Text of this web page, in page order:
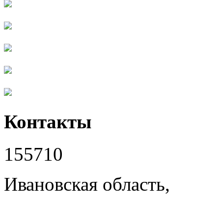
Контакты
155710
Ивановская область,